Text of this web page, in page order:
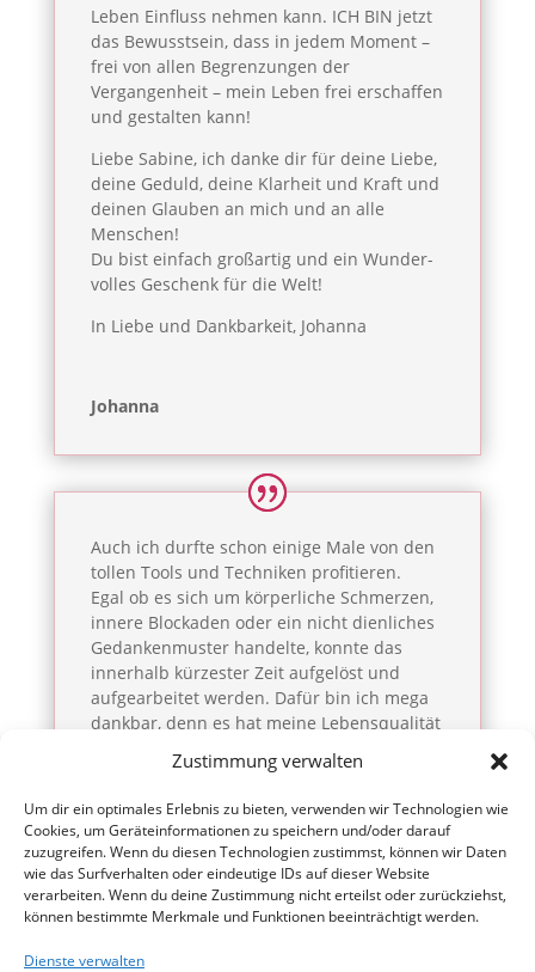
Zustimmung verwalten
Um dir ein optimales Erlebnis zu bieten, verwenden wir Technologien wie
Cookies, um Geräteinformationen zu speichern und/oder darauf
zuzugreifen. Wenn du diesen Technologien zustimmst, können wir Daten
wie das Surfverhalten oder eindeutige IDs auf dieser Website
verarbeiten. Wenn du deine Zustimmung nicht erteilst oder zurückziehst,
können bestimmte Merkmale und Funktionen beeinträchtigt werden.
Dienste verwalten
Leben Einfluss nehmen kann. ICH BIN jetzt
das Bewusstsein, dass in jedem Moment –
frei von allen Begrenzungen der
Vergangenheit – mein Leben frei erschaffen
und gestalten kann!
Liebe Sabine, ich danke dir für deine Liebe,
deine Geduld, deine Klarheit und Kraft und
deinen Glauben an mich und an alle
Menschen!
Du bist einfach großartig und ein Wunder-
volles Geschenk für die Welt!
In Liebe und Dankbarkeit, Johanna
Johanna
Auch ich durfte schon einige Male von den
tollen Tools und Techniken profitieren.
Egal ob es sich um körperliche Schmerzen,
innere Blockaden oder ein nicht dienliches
Gedankenmuster handelte, konnte das
innerhalb kürzester Zeit aufgelöst und
aufgearbeitet werden. Dafür bin ich mega
dankbar, denn es hat meine Lebensqualität
um ein Vielfaches erhöht. Ich finde die
Arbeit & das Coaching einfach großartig
und kann das nur ans Herz legen.
Sarah